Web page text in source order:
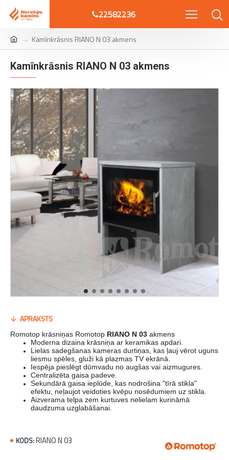
22582236
Kamīnkrāsnis RIANO N 03 akmens
Kamīnkrāsnis RIANO N 03 akmens
APRAKSTS
Romotop krāsniņas Romotop RIANO N 03 akmens
Moderna dizaina krāsniņa ar keramikas apdari.
Lielas sadegšanas kameras durtiņas, kas ļauj vērot uguns
liesmu spēles, gluži kā plazmas TV ekrānā.
Iespēja pieslēgt dūmvadu no augšas vai aizmugures.
Centralizēta gaisa padeve.
Sekundārā gaisa ieplūde, kas nodrošina "tīrā stikla"
efektu, neļaujot veidoties kvēpu nosēdumiem uz stikla.
Aizverama telpa zem kurtuves nelielam kurināmā
daudzuma uzglabāšanai.
KODS:RIANO N 03